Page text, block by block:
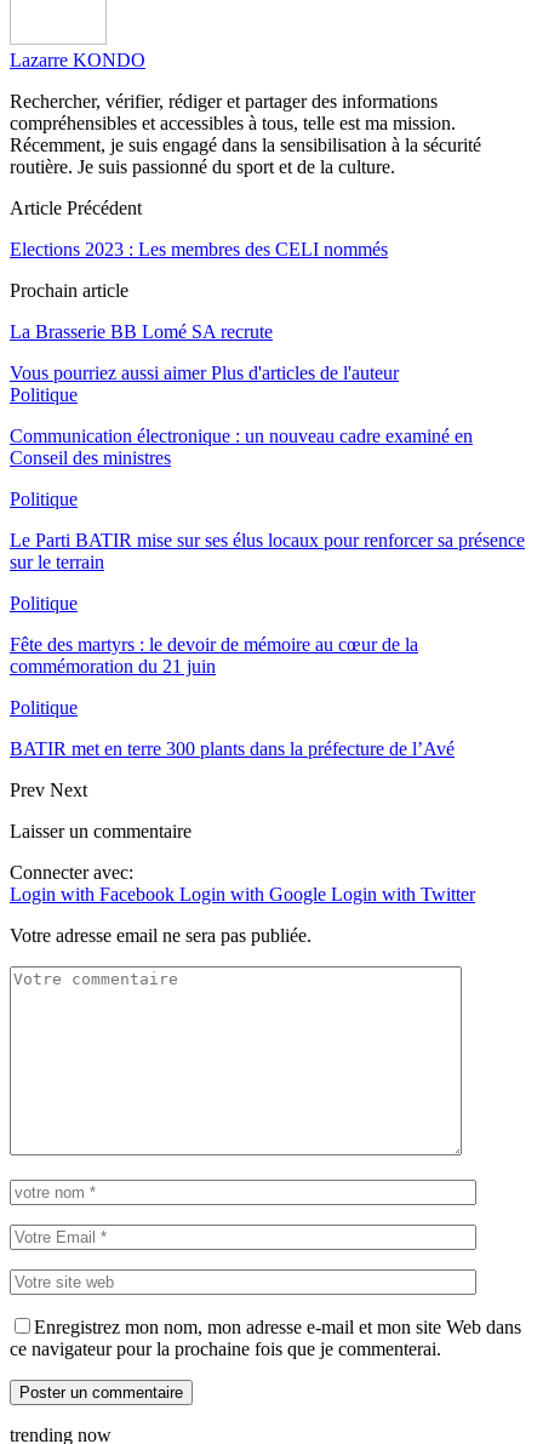
Lazarre KONDO
Rechercher, vérifier, rédiger et partager des informations
compréhensibles et accessibles à tous, telle est ma mission.
Récemment, je suis engagé dans la sensibilisation à la sécurité
routière. Je suis passionné du sport et de la culture.
Article Précédent
Elections 2023 : Les membres des CELI nommés
Prochain article
La Brasserie BB Lomé SA recrute
Vous pourriez aussi aimer Plus d'articles de l'auteur
Politique
Communication électronique : un nouveau cadre examiné en
Conseil des ministres
Politique
Le Parti BATIR mise sur ses élus locaux pour renforcer sa présence
sur le terrain
Politique
Fête des martyrs : le devoir de mémoire au cœur de la
commémoration du 21 juin
Politique
BATIR met en terre 300 plants dans la préfecture de l’Avé
Prev Next
Laisser un commentaire
Connecter avec:
Login with Facebook Login with Google Login with Twitter
Votre adresse email ne sera pas publiée.
Enregistrez mon nom, mon adresse e-mail et mon site Web dans
ce navigateur pour la prochaine fois que je commenterai.
trending now